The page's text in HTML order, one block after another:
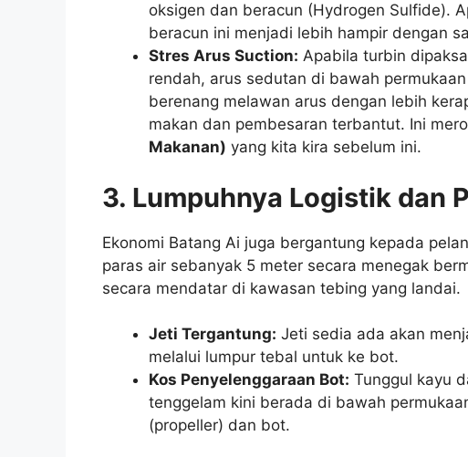
oksigen dan beracun (Hydrogen Sulfide).
beracun ini menjadi lebih hampir dengan
Stres Arus Suction: Apabila turbin
rendah, arus sedutan di bawah
berenang melawan arus dengan lebih
makan dan pembesaran terbantut. Ini
Makanan) yang kita kira sebelum ini.
3. Lumpuhnya Logistik dan
Ekonomi Batang Ai juga bergantung kepada
paras air sebanyak 5 meter secara menegak
secara mendatar di kawasan tebing yang landai.
Jeti Tergantung: Jeti sedia ada akan
melalui lumpur tebal untuk ke bot.
Kos Penyelenggaraan Bot: Tunggul kayu
tenggelam kini berada di bawah
(propeller) dan bot.